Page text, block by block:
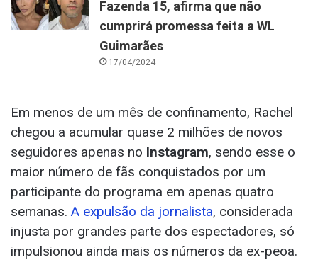
Fazenda 15, afirma que não
cumprirá promessa feita a WL
Guimarães
17/04/2024
Em menos de um mês de confinamento, Rachel
chegou a acumular quase 2 milhões de novos
seguidores apenas no Instagram, sendo esse o
maior número de fãs conquistados por um
participante do programa em apenas quatro
semanas. A expulsão da jornalista, considerada
injusta por grandes parte dos espectadores, só
impulsionou ainda mais os números da ex-peoa.